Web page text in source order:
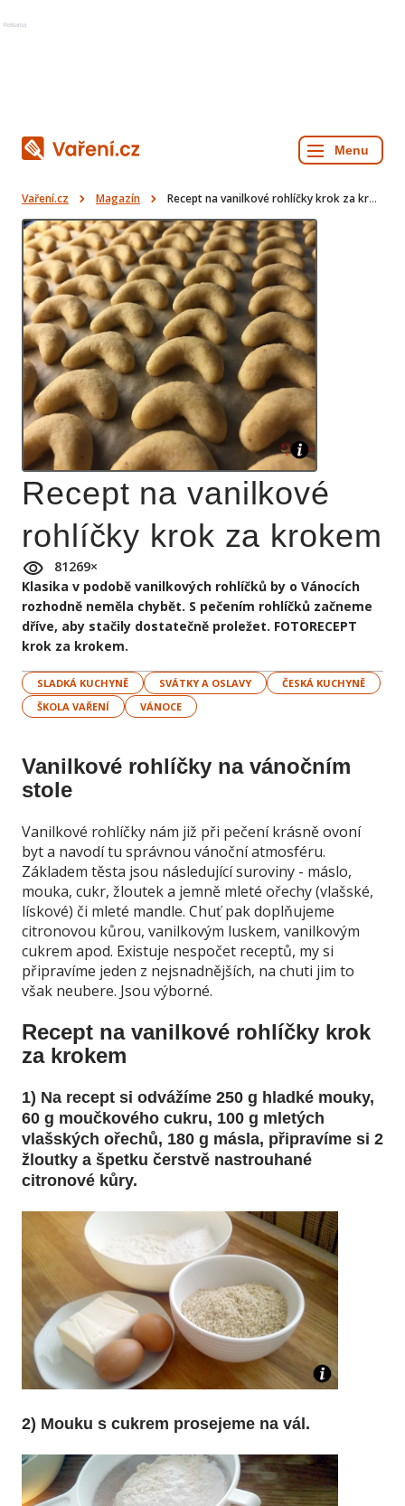
Reklama
Vaření.cz Magazín Recept na vanilkové rohlíčky krok za krokem
Recept na vanilkové
rohlíčky krok za krokem
81269×
Klasika v podobě vanilkových rohlíčků by o Vánocích
rozhodně neměla chybět. S pečením rohlíčků začneme
dříve, aby stačily dostatečně proležet. FOTORECEPT
krok za krokem.
SLADKÁ KUCHYNĚ SVÁTKY A OSLAVY
ČESKÁ KUCHYNĚ
ŠKOLA VAŘENÍ
VÁNOCE
Vanilkové rohlíčky na vánočním
stole
Vanilkové rohlíčky nám již při pečení krásně ovoní
byt a navodí tu správnou vánoční atmosféru.
Základem těsta jsou následující suroviny - máslo,
mouka, cukr, žloutek a jemně mleté ořechy (vlašské,
lískové) či mleté mandle. Chuť pak doplňujeme
citronovou kůrou, vanilkovým luskem, vanilkovým
cukrem apod. Existuje nespočet receptů, my si
připravíme jeden z nejsnadnějších, na chuti jim to
však neubere. Jsou výborné.
Recept na vanilkové rohlíčky krok
za krokem
1) Na recept si odvážíme 250 g hladké mouky,
60 g moučkového cukru, 100 g mletých
vlašských ořechů, 180 g másla, připravíme si 2
žloutky a špetku čerstvě nastrouhané
citronové kůry.
2) Mouku s cukrem prosejeme na vál.